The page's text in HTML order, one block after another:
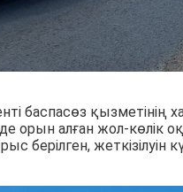
баспасөз қызметінің
орын алған жол-көлік
берілген, жеткізілуін